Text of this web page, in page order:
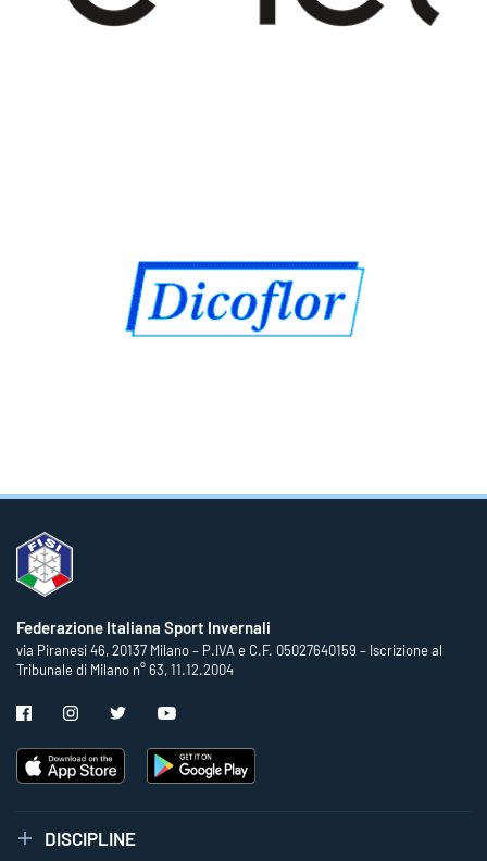
Federazione Italiana Sport Invernali
via Piranesi 46, 20137 Milano – P.IVA e C.F. 05027640159 – Iscrizione al
Tribunale di Milano n° 63, 11.12.2004
DISCIPLINE